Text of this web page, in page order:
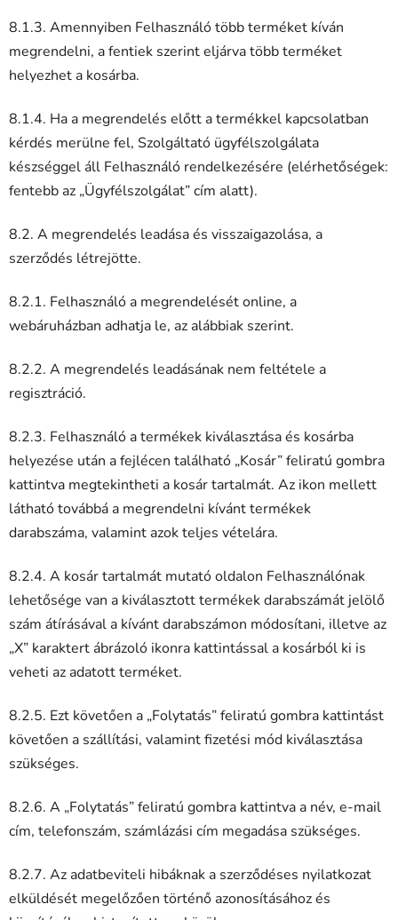
8.1.3. Amennyiben Felhasználó több terméket kíván
megrendelni, a fentiek szerint eljárva több terméket
helyezhet a kosárba.
8.1.4. Ha a megrendelés előtt a termékkel kapcsolatban
kérdés merülne fel, Szolgáltató ügyfélszolgálata
készséggel áll Felhasználó rendelkezésére (elérhetőségek:
fentebb az „Ügyfélszolgálat” cím alatt).
8.2. A megrendelés leadása és visszaigazolása, a
szerződés létrejötte.
8.2.1. Felhasználó a megrendelését online, a
webáruházban adhatja le, az alábbiak szerint.
8.2.2. A megrendelés leadásának nem feltétele a
regisztráció.
8.2.3. Felhasználó a termékek kiválasztása és kosárba
helyezése után a fejlécen található „Kosár” feliratú gombra
kattintva megtekintheti a kosár tartalmát. Az ikon mellett
látható továbbá a megrendelni kívánt termékek
darabszáma, valamint azok teljes vételára.
8.2.4. A kosár tartalmát mutató oldalon Felhasználónak
lehetősége van a kiválasztott termékek darabszámát jelölő
szám átírásával a kívánt darabszámon módosítani, illetve az
„X” karaktert ábrázoló ikonra kattintással a kosárból ki is
veheti az adatott terméket.
8.2.5. Ezt követően a „Folytatás” feliratú gombra kattintást
követően a szállítási, valamint fizetési mód kiválasztása
szükséges.
8.2.6. A „Folytatás” feliratú gombra kattintva a név, e-mail
cím, telefonszám, számlázási cím megadása szükséges.
8.2.7. Az adatbeviteli hibáknak a szerződéses nyilatkozat
elküldését megelőzően történő azonosításához és